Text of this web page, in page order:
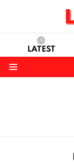
LATEST